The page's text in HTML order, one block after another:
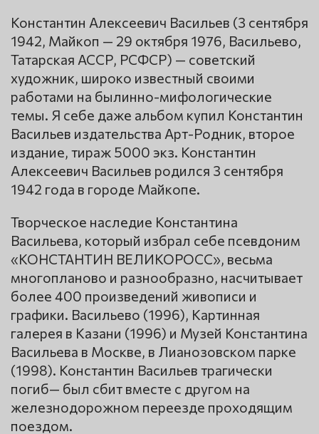
Константин Алексеевич Васильев (3 сентября
1942, Майкоп — 29 октября 1976, Васильево,
Татарская АССР, РСФСР) — советский
художник, широко известный своими
работами на былинно-мифологические
темы. Я себе даже альбом купил Константин
Васильев издательства Арт-Родник, второе
издание, тираж 5000 экз. Константин
Алексеевич Васильев родился 3 сентября
1942 года в городе Майкопе.
Творческое наследие Константина
Васильева, который избрал себе псевдоним
«КОНСТАНТИН ВЕЛИКОРОСС», весьма
многопланово и разнообразно, насчитывает
более 400 произведений живописи и
графики. Васильево (1996), Картинная
галерея в Казани (1996) и Музей Константина
Васильева в Москве, в Лианозовском парке
(1998). Константин Васильев трагически
погиб— был сбит вместе с другом на
железнодорожном переезде проходящим
поездом.